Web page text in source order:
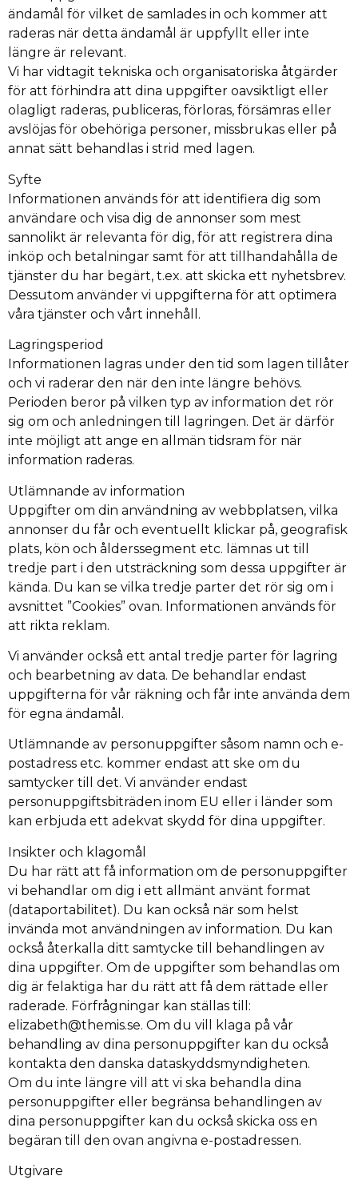
ändamål för vilket de samlades in och kommer att
raderas när detta ändamål är uppfyllt eller inte
längre är relevant.
Vi har vidtagit tekniska och organisatoriska åtgärder
för att förhindra att dina uppgifter oavsiktligt eller
olagligt raderas, publiceras, förloras, försämras eller
avslöjas för obehöriga personer, missbrukas eller på
annat sätt behandlas i strid med lagen.
Syfte
Informationen används för att identifiera dig som
användare och visa dig de annonser som mest
sannolikt är relevanta för dig, för att registrera dina
inköp och betalningar samt för att tillhandahålla de
tjänster du har begärt, t.ex. att skicka ett nyhetsbrev.
Dessutom använder vi uppgifterna för att optimera
våra tjänster och vårt innehåll.
Lagringsperiod
Informationen lagras under den tid som lagen tillåter
och vi raderar den när den inte längre behövs.
Perioden beror på vilken typ av information det rör
sig om och anledningen till lagringen. Det är därför
inte möjligt att ange en allmän tidsram för när
information raderas.
Utlämnande av information
Uppgifter om din användning av webbplatsen, vilka
annonser du får och eventuellt klickar på, geografisk
plats, kön och ålderssegment etc. lämnas ut till
tredje part i den utsträckning som dessa uppgifter är
kända. Du kan se vilka tredje parter det rör sig om i
avsnittet ”Cookies” ovan. Informationen används för
att rikta reklam.
Vi använder också ett antal tredje parter för lagring
och bearbetning av data. De behandlar endast
uppgifterna för vår räkning och får inte använda dem
för egna ändamål.
Utlämnande av personuppgifter såsom namn och e-
postadress etc. kommer endast att ske om du
samtycker till det. Vi använder endast
personuppgiftsbiträden inom EU eller i länder som
kan erbjuda ett adekvat skydd för dina uppgifter.
Insikter och klagomål
Du har rätt att få information om de personuppgifter
vi behandlar om dig i ett allmänt använt format
(dataportabilitet). Du kan också när som helst
invända mot användningen av information. Du kan
också återkalla ditt samtycke till behandlingen av
dina uppgifter. Om de uppgifter som behandlas om
dig är felaktiga har du rätt att få dem rättade eller
raderade. Förfrågningar kan ställas till:
elizabeth@themis.se. Om du vill klaga på vår
behandling av dina personuppgifter kan du också
kontakta den danska dataskyddsmyndigheten.
Om du inte längre vill att vi ska behandla dina
personuppgifter eller begränsa behandlingen av
dina personuppgifter kan du också skicka oss en
begäran till den ovan angivna e-postadressen.
Utgivare